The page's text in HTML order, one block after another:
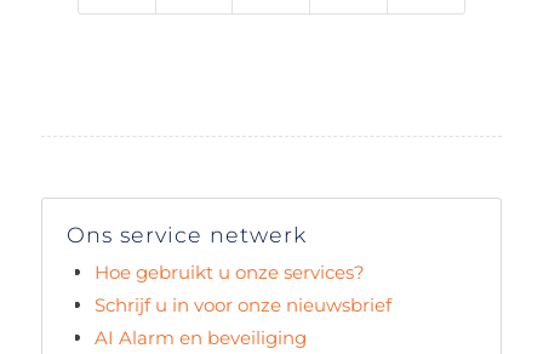
Ons service netwerk
Hoe gebruikt u onze services?
Schrijf u in voor onze nieuwsbrief
AI Alarm en beveiliging